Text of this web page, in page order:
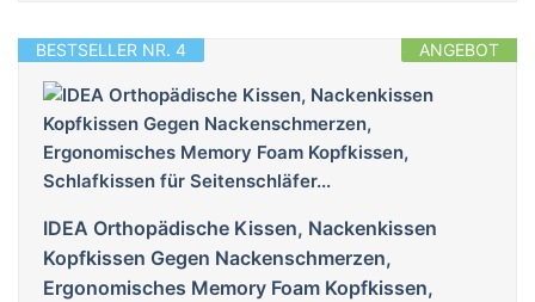
ANGEBOT
BESTSELLER NR. 4
IDEA Orthopädische Kissen, Nackenkissen
Kopfkissen Gegen Nackenschmerzen,
Ergonomisches Memory Foam Kopfkissen,